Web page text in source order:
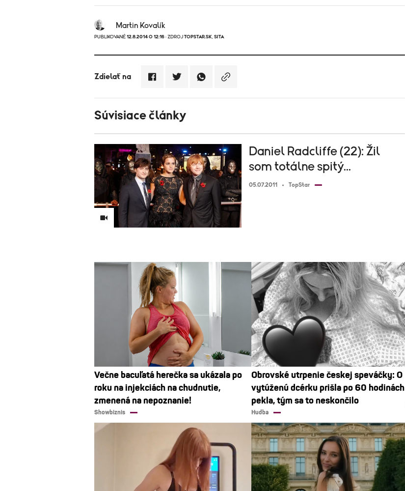
Martin Kovalík
PUBLIKOVANÉ 12.8.2014 O 12:16 · ZDROJ TOPSTAR.SK, SITA
Zdielať na
Súvisiace články
Daniel Radcliffe (22): Žil
som totálne spitý...
05.07.2011 TopStar
Večne bacuľatá herečka sa ukázala po
roku na injekciách na chudnutie,
zmenená na nepoznanie!
Showbiznis
Obrovské utrpenie českej speváčky: O
vytúženú dcérku prišla po 60 hodinách
pekla, tým sa to neskončilo
Hudba